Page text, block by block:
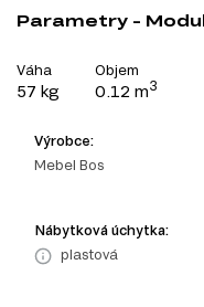
Parametry -
Váha
57 kg
Objem
0.12 m3
Výrobce:
Mebel Bos
Nábytková úchytka:
plastová